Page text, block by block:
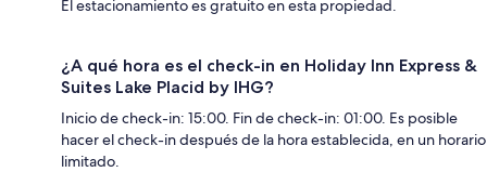
El estacionamiento es gratuito en esta propiedad.
¿A qué hora es el check-in en Holiday Inn Express &
Suites Lake Placid by IHG?
Inicio de check-in: 15:00. Fin de check-in: 01:00. Es posible
hacer el check-in después de la hora establecida, en un horario
limitado.